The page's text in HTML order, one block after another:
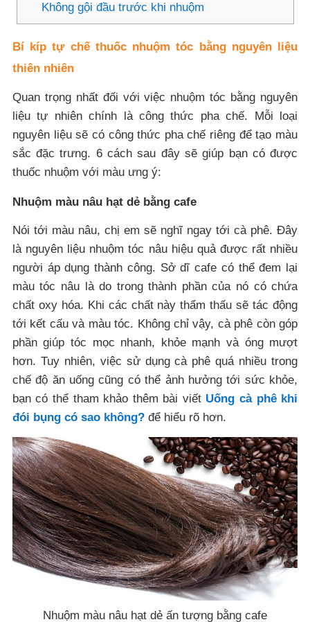
Không gội đầu trước khi nhuộm
Bí kíp tự chế thuốc nhuộm tóc bằng nguyên liệu
thiên nhiên
Quan trọng nhất đối với việc nhuộm tóc bằng nguyên
liệu tự nhiên chính là công thức pha chế. Mỗi loại
nguyên liệu sẽ có công thức pha chế riêng để tạo màu
sắc đặc trưng. 6 cách sau đây sẽ giúp bạn có được
thuốc nhuộm với màu ưng ý:
Nhuộm màu nâu hạt dẻ bằng cafe
Nói tới màu nâu, chị em sẽ nghĩ ngay tới cà phê. Đây
là nguyên liệu nhuộm tóc nâu hiệu quả được rất nhiều
người áp dụng thành công. Sở dĩ cafe có thể đem lại
màu tóc nâu là do trong thành phần của nó có chứa
chất oxy hóa. Khi các chất này thẩm thấu sẽ tác động
tới kết cấu và màu tóc. Không chỉ vậy, cà phê còn góp
phần giúp tóc mọc nhanh, khỏe mạnh và óng mượt
hơn. Tuy nhiên, việc sử dụng cà phê quá nhiều trong
chế độ ăn uống cũng có thể ảnh hưởng tới sức khỏe,
bạn có thể tham khảo thêm bài viết Uống cà phê khi
đói bụng có sao không?để hiểu rõ hơn.
Nhuộm màu nâu hạt dẻ ấn tượng bằng cafe